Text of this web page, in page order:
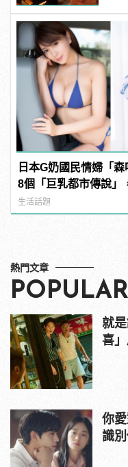
日本G奶國民情婦「
8個「巨乳都市傳說」
機架自拍？ |
生活話題
熱門文章
POPULAR
就
喜
你
識